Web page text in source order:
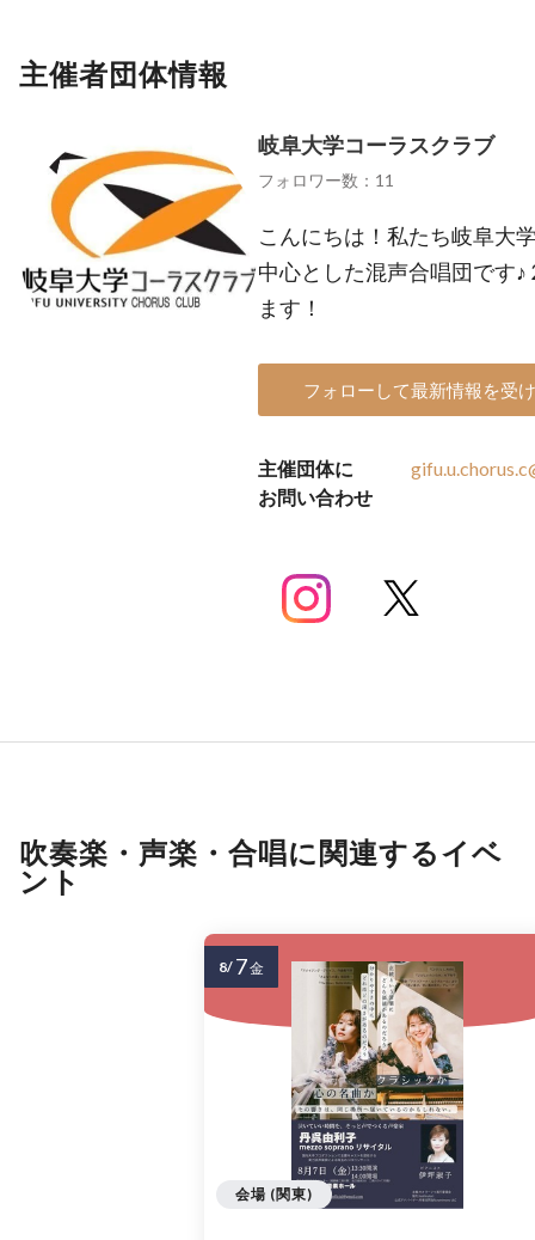
主催者団体情報
岐阜大学コーラスクラブ
フォロワー数：11
こんにちは！私たち岐阜大
中心とした混声合唱団です
ます！
フォローして最新情報を受
主催団体に
お問い合わせ
吹奏楽・声楽・合唱に関連するイベ
ント
会場 (関東)
8/ 7金